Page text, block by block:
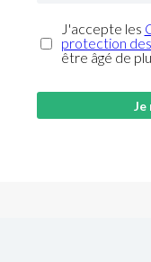
J'accepte les
protection
être âgé de